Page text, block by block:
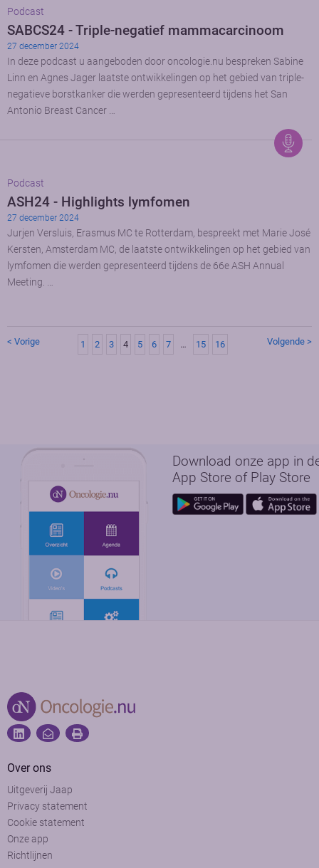
Podcast
SABCS24 - Triple-negatief mammacarcinoom
27 december 2024
In deze podcast u aangeboden door oncologie.nu bespreken Sabine
Linn en Agnes Jager laatste ontwikkelingen op het gebied van triple-
negatieve borstkanker die werden gepresenteerd tijdens het San
Antonio Breast Cancer …
Podcast
ASH24 - Highlights lymfomen
27 december 2024
Jurjen Versluis, Erasmus MC te Rotterdam, bespreekt met Marie José
Kersten, Amsterdam MC, de laatste ontwikkelingen op het gebied van
lymfomen die werden gepresenteerd tijdens de 66e ASH Annual
Meeting. …
< Vorige 1 2 3 4 5 6 7 … 15 16 Volgende >
Download onze app in
App Store of Play Store
Over ons
Uitgeverij Jaap
Privacy statement
Cookie statement
Onze app
Richtlijnen